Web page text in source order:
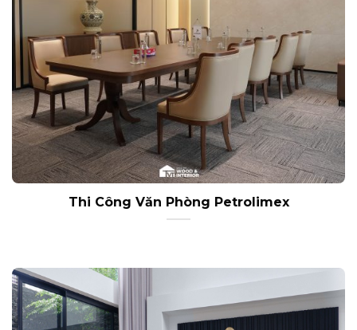
Thi Công Văn Phòng Petrolimex